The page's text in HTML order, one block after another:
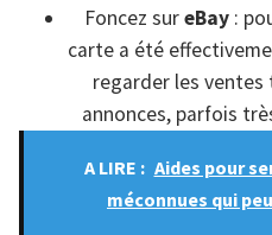
Foncez sureBay:
carte a été
regarder les ventes
annonces, parfois
A LIRE : Aides pour
méconnues qui